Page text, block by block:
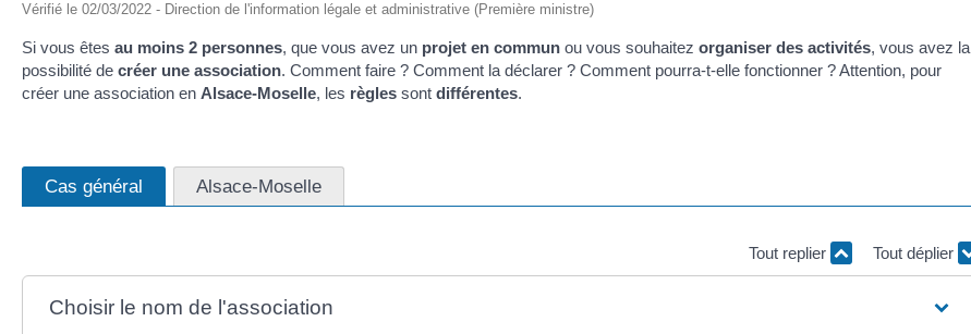
Vérifié le 02/03/2022 - Direction de l'information légale et administrative (Première ministre)
Si vous êtes au moins 2 personnes, que vous avez un projet en commun ou vous souhaitez organiser des activités, vous avez la
possibilité de créer une association. Comment faire ? Comment la déclarer ? Comment pourra-t-elle fonctionner ? Attention, pour
créer une association en Alsace-Moselle, les règles sont différentes.
Cas général Alsace-Moselle
Tout replier Tout déplier
Choisir le nom de l'association